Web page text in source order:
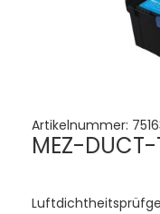
Artikelnummer:
MEZ-DUCT-